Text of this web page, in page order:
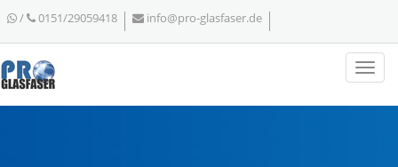
/ 0151/29059418 info@pro-glasfaser.de